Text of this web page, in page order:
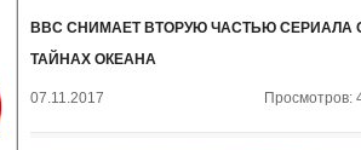
BBC СНИМАЕТ ВТОРУЮ ЧАСТЬЮ СЕРИАЛА
ТАЙНАХ ОКЕАНА
07.11.2017 Просмотров: